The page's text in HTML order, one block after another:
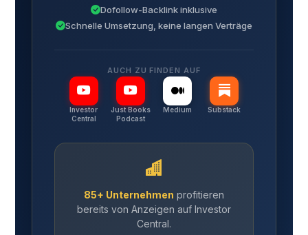
Dofollow-Backlink inklusive
Schnelle Umsetzung, keine langen Verträge
AUCH ZU FINDEN AUF
Investor
Central
Just Books
Podcast
Medium Substack
85+ Unternehmen profitieren
bereits von Anzeigen auf Investor
Central.